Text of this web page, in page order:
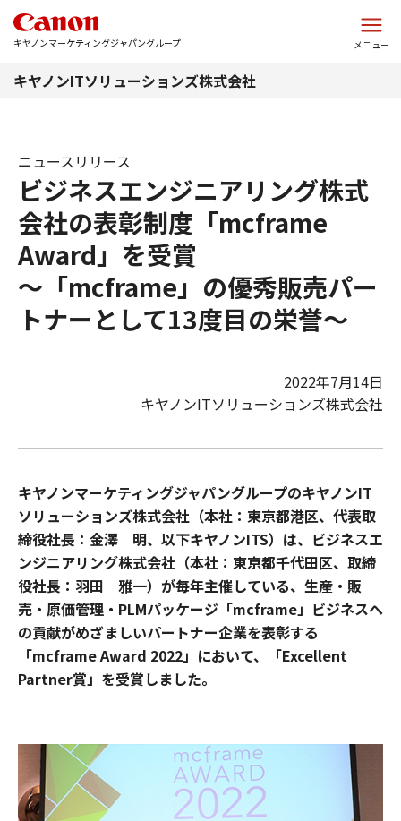
キヤノンマーケティングジャパングループ メニュー
キヤノンITソリューションズ株式会社
ビジネスエンジニアリング株式
会社の表彰制度「mcframe
Award」を受賞
～「mcframe」の優秀販売パー
トナーとして13度目の栄誉～
ニュースリリース
2022年7月14日
キヤノンITソリューションズ株式会社
キヤノンマーケティングジャパングループのキヤノンIT
ソリューションズ株式会社（本社：東京都港区、代表取
締役社長：金澤 明、以下キヤノンITS）は、ビジネスエ
ンジニアリング株式会社（本社：東京都千代田区、取締
役社長：羽田 雅一）が毎年主催している、生産・販
売・原価管理・PLMパッケージ「mcframe」ビジネスへ
の貢献がめざましいパートナー企業を表彰する
「mcframe Award 2022」において、「Excellent
Partner賞」を受賞しました。